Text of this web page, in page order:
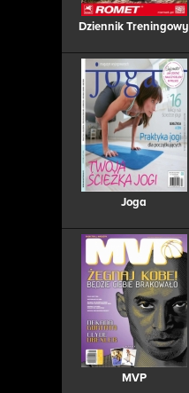
Dziennik Treningowy
Joga
MVP